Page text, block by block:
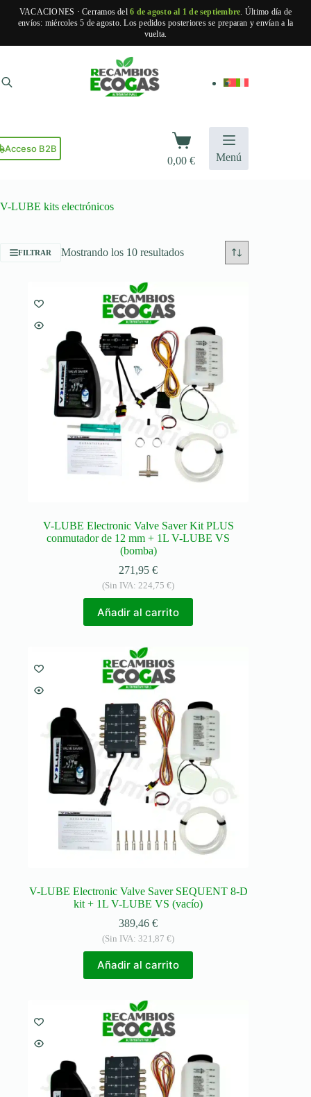
VACACIONES · Cerramos del6 de agosto al 1 de septiembre. Último día de
envíos: miércoles 5 de agosto. Los pedidos posteriores se preparan y envían a la
vuelta.
contenido
Acceso B2B
Carro
de
compra
0,00€ Menú
V-LUBE kits electrónicos
FILTRAR Mostrando los 10 resultadosOrdenado
V-LUBE Electronic Valve Saver Kit PLUS
conmutador de 12 mm + 1L V-LUBE VS
(bomba)
271,95€
(Sin IVA:224,75€)
Añadir al carrito
V-LUBE Electronic Valve Saver SEQUENT 8-D
kit + 1L V-LUBE VS (vacío)
389,46€
(Sin IVA:321,87€)
Añadir al carrito